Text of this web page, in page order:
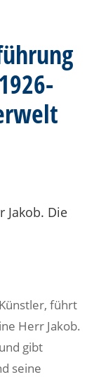
Jakob. Die
führt
Herr Jakob.
und gibt
seine